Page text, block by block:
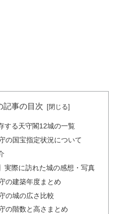
記事の目次
する天守閣12城の一覧
の国宝指定状況について
実際に訪れた城の感想・写真
の建築年度まとめ
の城の広さ比較
の階数と高さまとめ